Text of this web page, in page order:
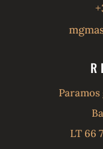
Paramos
LT 66